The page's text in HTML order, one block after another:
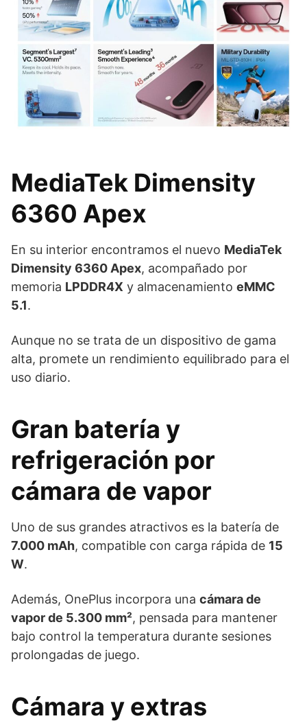
MediaTek Dimensity
6360 Apex
En su interior encontramos el nuevo MediaTek
Dimensity 6360 Apex, acompañado por
memoria LPDDR4X y almacenamiento eMMC
5.1.
Aunque no se trata de un dispositivo de gama
alta, promete un rendimiento equilibrado para el
uso diario.
Gran batería y
refrigeración por
cámara de vapor
Uno de sus grandes atractivos es la batería de
7.000 mAh, compatible con carga rápida de 15
W.
Además, OnePlus incorpora una cámara de
vapor de 5.300 mm², pensada para mantener
bajo control la temperatura durante sesiones
prolongadas de juego.
Cámara y extras